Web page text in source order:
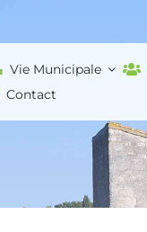
Vie Municipale
Contact